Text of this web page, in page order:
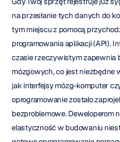
na przesłanie tych danych do
tym miejscu z pomocą
programowania aplikacji (API).
czasie rzeczywistym zapewnia
mózgowych, co jest niezbędne
jak interfejsy mózg-komputer
oprogramowanie zostało
bezproblemowe. Deweloperom
elastyczność w budowaniu